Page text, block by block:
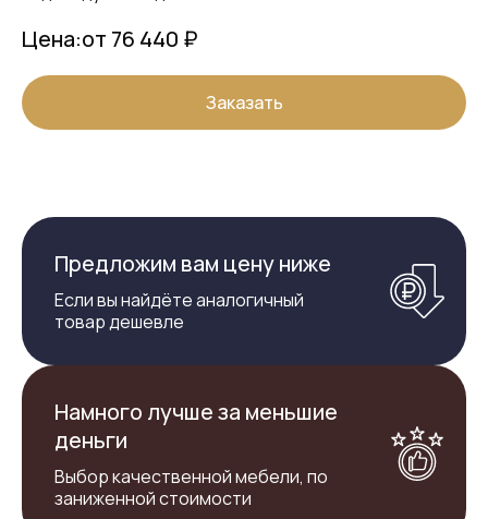
Цена:от 76 440 ₽
Заказать
Предложим вам цену ниже
Если вы найдёте аналогичный
товар дешевле
Намного лучше за меньшие
деньги
Выбор качественной мебели, по
заниженной стоимости